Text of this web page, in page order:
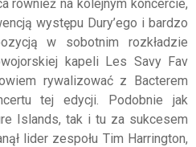
również na kolejnym koncercie,
występu Dury’ego i bardzo
w sobotnim rozkładzie
kapeli Les Savy Fav
rywalizować z Bacterem
tej edycji. Podobnie jak
Islands, tak i tu za sukcesem
lider zespołu Tim Harrington,